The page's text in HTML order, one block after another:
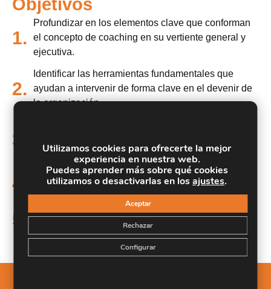
Objetivos
1.
Profundizar en los elementos clave que conforman
el concepto de coaching en su vertiente general y
ejecutiva.
2.
Identificar las herramientas fundamentales que
ayudan a intervenir de forma clave en el devenir de
la organización.
3.
ambiente laboral.
4.
Adentrarse en la influencia de la inteligencia
5.
Estudiar la metodología coaching des el punto de
vista del desarrollo ejecutivo.
Utilizamos cookies para ofrecerte la mejor
experiencia en nuestra web.
Puedes aprender más sobre qué cookies
utilizamos o desactivarlas en losajustes.
Aceptar
Rechazar
Configurar